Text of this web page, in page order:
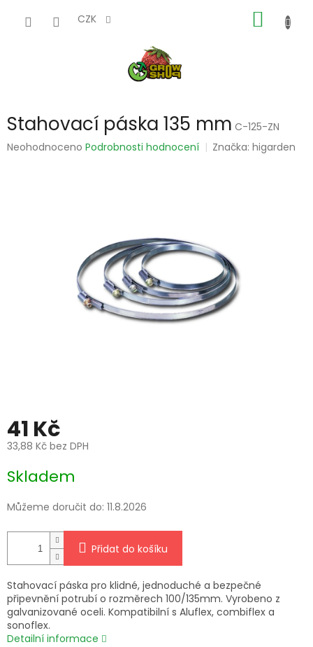
CZK
KOŠÍK
Stahovací páska 135 mm C-125-ZN
Průměrné
Neohodnoceno Podrobnosti hodnocení Značka:higarden
41 Kč
33,88 Kč bez DPH
cena:
Skladem
Můžeme doručit do: 11.8.2026
Přidat do košíku
Stahovací páska pro klidné, jednoduché a bezpečné
připevnění potrubí o rozměrech 100/135mm. Vyrobeno z
galvanizované oceli. Kompatibilní s Aluflex, combiflex a
sonoflex.
Detailní informace